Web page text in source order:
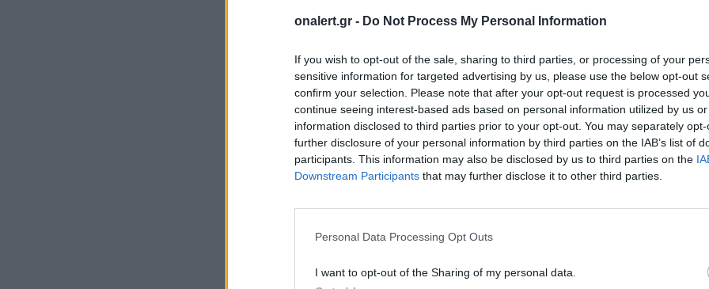
onalert.gr - Do Not Process My Personal Information
If you wish to opt-out of the sale, sharing to third parties, or processing of your
sensitive information for targeted advertising by us, please use the below opt-out
confirm your selection. Please note that after your opt-out request is processed
continue seeing interest-based ads based on personal information utilized by us
information disclosed to third parties prior to your opt-out. You may separately
further disclosure of your personal information by third parties on the IAB’s list of
participants. This information may also be disclosed by us to third parties on the
Downstream Participants that may further disclose it to other third parties.
Personal Data Processing Opt Outs
I want to opt-out of the Sharing of my personal data.
ΔΙΑΦΗΜΙΣΗ